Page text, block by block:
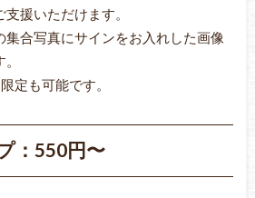
援いただけます。
集合写真にサインをお入れした画像
定も可能です。
：550円〜